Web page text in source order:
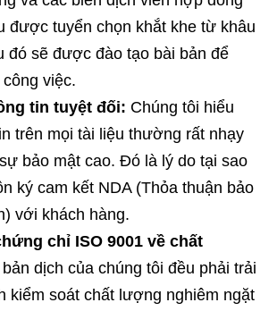
được tuyển chọn khắt khe từ khâu
đó sẽ được đào tạo bài bản để
việc.
tin tuyệt đối: Chúng tôi hiểu
trên mọi tài liệu thường rất nhạy
bảo mật cao. Đó là lý do tại sao
ký cam kết NDA (Thỏa thuận bảo
với khách hàng.
chỉ ISO 9001 về chất
dịch của chúng tôi đều phải trải
kiểm soát chất lượng nghiêm ngặt